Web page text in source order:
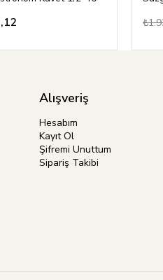
Alışveriş
Hesabım
Kayıt Ol
Şifremi Unuttum
Sipariş Takibi